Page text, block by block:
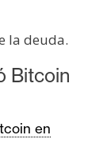
la deuda.
Bitcoin
en